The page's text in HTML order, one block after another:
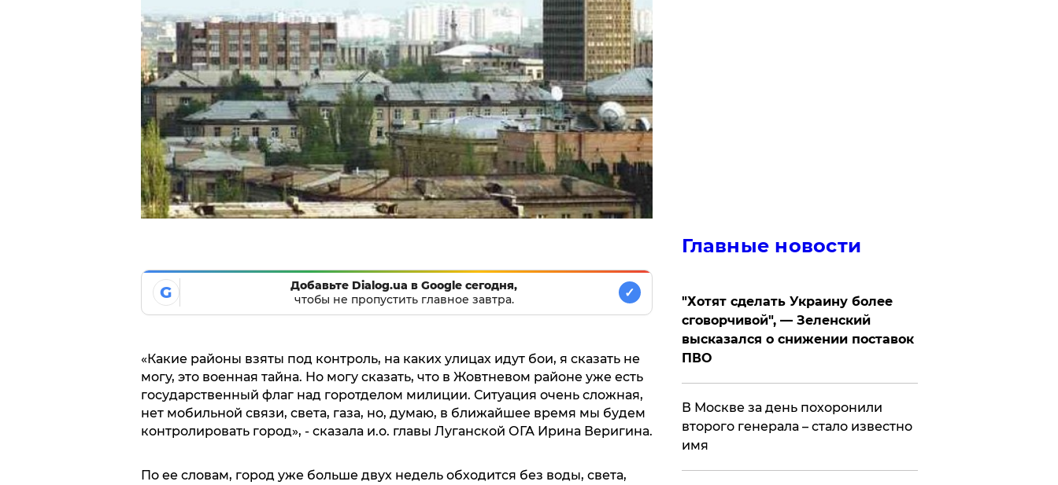
G
Добавьте Dialog.ua в Google сегодня,
чтобы не пропустить главное завтра.
✓
«Какие районы взяты под контроль, на каких улицах идут бои, я сказать не
могу, это военная тайна. Но могу сказать, что в Жовтневом районе уже есть
государственный флаг над горотделом милиции. Ситуация очень сложная,
нет мобильной связи, света, газа, но, думаю, в ближайшее время мы будем
контролировать город», - сказала и.о. главы Луганской ОГА Ирина Веригина.
По ее словам, город уже больше двух недель обходится без воды, света,
Главные новости
​"Хотят сделать Украину более
сговорчивой", — Зеленский
высказался о снижении поставок
ПВО
В Москве за день похоронили
второго генерала – стало известно
имя